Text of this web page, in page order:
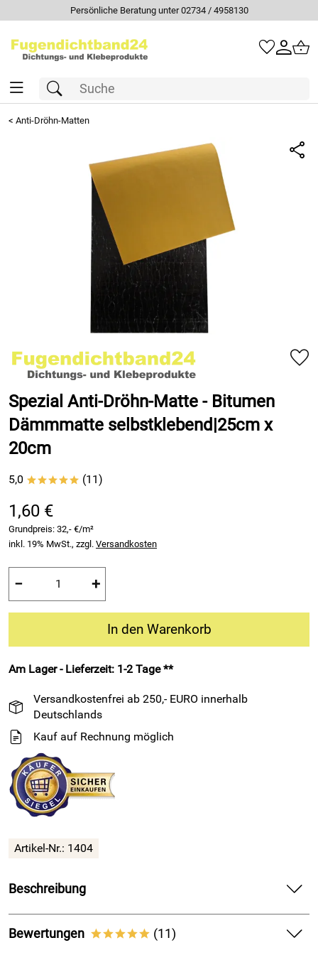
Persönliche Beratung unter 02734 / 4958130
< Anti-Dröhn-Matten
Spezial Anti-Dröhn-Matte - Bitumen
Dämmmatte selbstklebend|25cm x
20cm
5,0 ***** (11)
1,60 €
Grundpreis: 32,- €/m²
inkl. 19% MwSt., zzgl. Versandkosten
− +
In den Warenkorb
Am Lager - Lieferzeit: 1-2 Tage **
Versandkostenfrei ab 250,- EURO innerhalb
Deutschlands
Kauf auf Rechnung möglich
Artikel-Nr.: 1404
Beschreibung
Spezial Anti-Dröhn-Matte - Bitumen Dämmmatte
selbstklebend
Bewertungen ***** (11)